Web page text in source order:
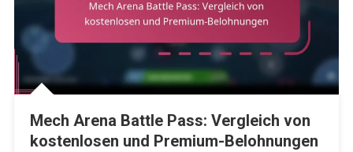
Mech Arena Battle Pass: Vergleich von
kostenlosen und Premium-Belohnungen